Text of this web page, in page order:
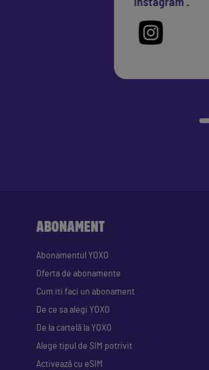
Instagram .
ABONAMENT
Abonamentul YOXO
Oferta de abonamente
Cum iti faci un abonament
De ce sa alegi YOXO
De la cartelă la YOXO
Alege tipul de SIM potrivit
Activează cu eSIM